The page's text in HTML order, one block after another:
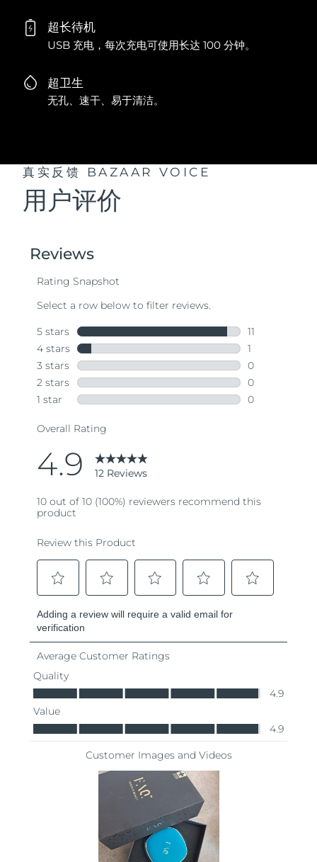
超长待机
USB 充电，每次充电可使用长达 100 分钟。
超卫生
无孔、速干、易于清洁。
真实反馈 BAZAAR VOICE
用户评价